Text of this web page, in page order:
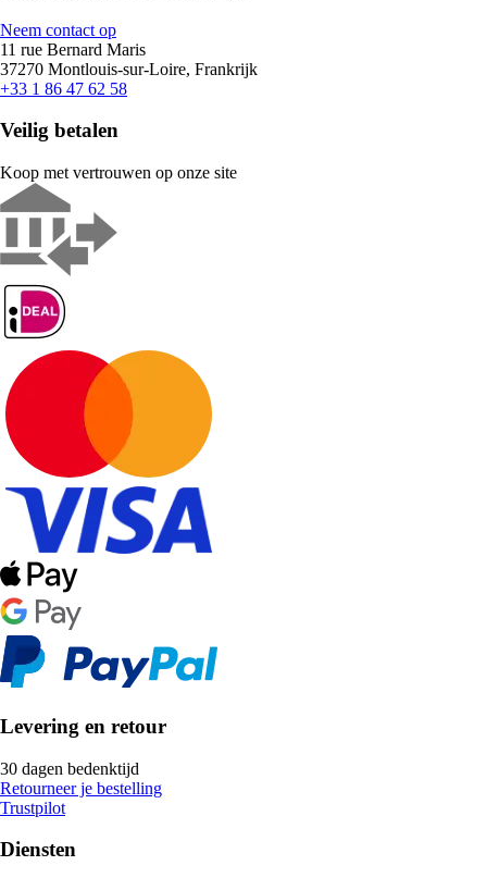
Neem contact op
11 rue Bernard Maris
37270 Montlouis-sur-Loire, Frankrijk
+33 1 86 47 62 58
Veilig betalen
Koop met vertrouwen op onze site
Levering en retour
30 dagen bedenktijd
Retourneer je bestelling
Trustpilot
Diensten